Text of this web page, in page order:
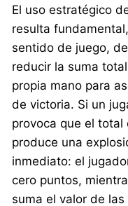
El uso estratégico
resulta
sentido de juego,
reducir la suma
propia mano para
de victoria. Si un
provoca que el total
produce una
inmediato: el
cero puntos,
suma el valor de